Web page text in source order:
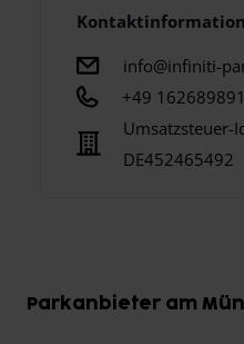
info@infiniti-
+49
Umsatzsteuer-
DE452465492
Parkanbieter am